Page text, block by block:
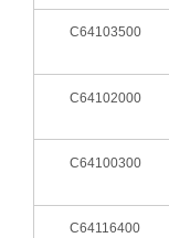
C64103500
C64102000
C64100300
C64116400